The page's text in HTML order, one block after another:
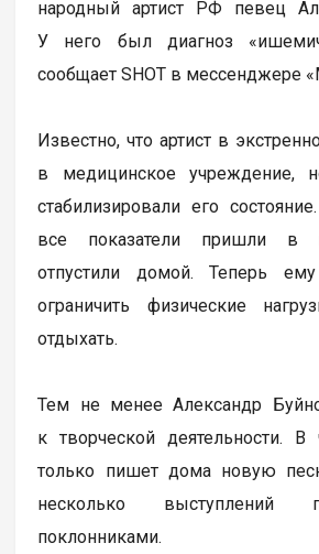
народный артист РФ певец
У него был диагноз
сообщает SHOT в мессенджере
Известно, что артист в
в медицинское учреждение,
стабилизировали его
все показатели пришли в
отпустили домой. Теперь
ограничить физические
отдыхать.
Тем не менее Александр
к творческой деятельности. В
только пишет дома новую
несколько выступлений
поклонниками.